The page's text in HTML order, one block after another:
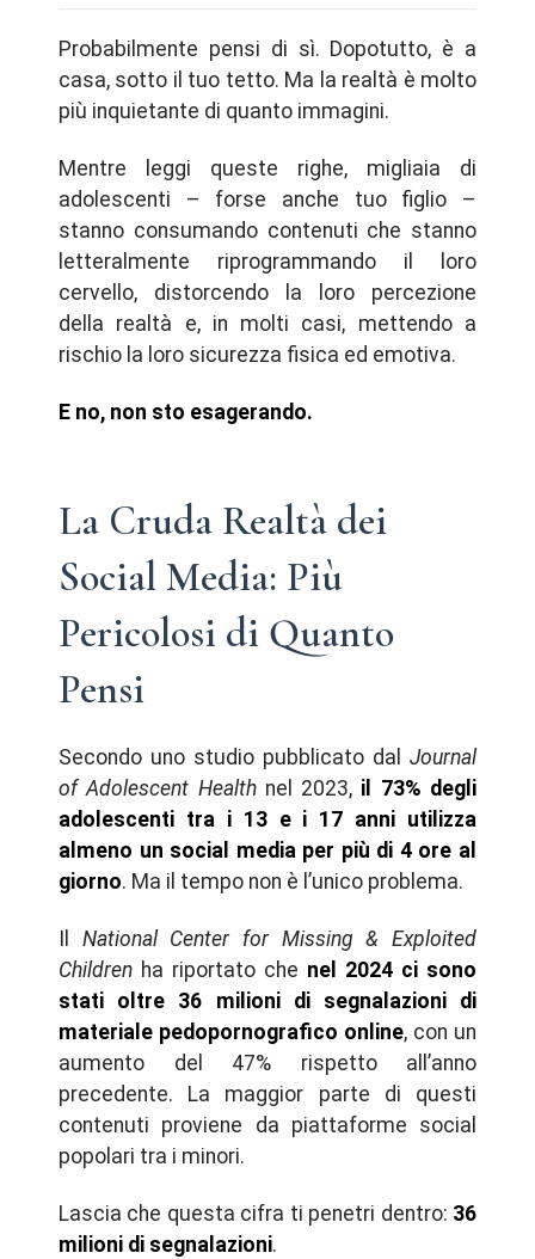
Probabilmente pensi di sì. Dopotutto, è a
casa, sotto il tuo tetto. Ma la realtà è molto
più inquietante di quanto immagini.
Mentre leggi queste righe, migliaia di
adolescenti – forse anche tuo figlio –
stanno consumando contenuti che stanno
letteralmente riprogrammando il loro
cervello, distorcendo la loro percezione
della realtà e, in molti casi, mettendo a
rischio la loro sicurezza fisica ed emotiva.
E no, non sto esagerando.
La Cruda Realtà dei
Social Media: Più
Pericolosi di Quanto
Pensi
Secondo uno studio pubblicato dal Journal
of Adolescent Healthnel 2023, il 73% degli
adolescenti tra i 13 e i 17 anni utilizza
almeno un social media per più di 4 ore al
giorno. Ma il tempo non è l’unico problema.
National Center for Missing & Exploited
Children ha riportato che nel 2024 ci sono
stati oltre 36 milioni di segnalazioni di
materiale pedopornografico online, con un
aumento del 47% rispetto all’anno
precedente. La maggior parte di questi
contenuti proviene da piattaforme social
popolari tra i minori.
Lascia che questa cifra ti penetri dentro: 36
milioni di segnalazioni.